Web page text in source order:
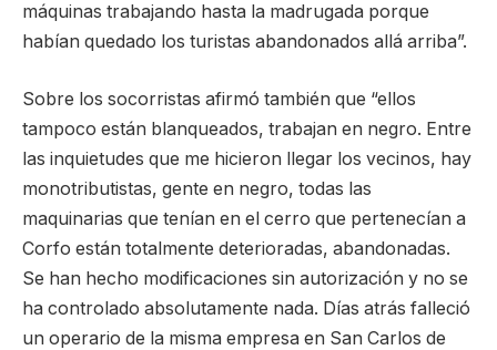
máquinas trabajando hasta la madrugada porque
habían quedado los turistas abandonados allá arriba”.
Sobre los socorristas afirmó también que “ellos
tampoco están blanqueados, trabajan en negro. Entre
las inquietudes que me hicieron llegar los vecinos, hay
monotributistas, gente en negro, todas las
maquinarias que tenían en el cerro que pertenecían a
Corfo están totalmente deterioradas, abandonadas.
Se han hecho modificaciones sin autorización y no se
ha controlado absolutamente nada. Días atrás falleció
un operario de la misma empresa en San Carlos de